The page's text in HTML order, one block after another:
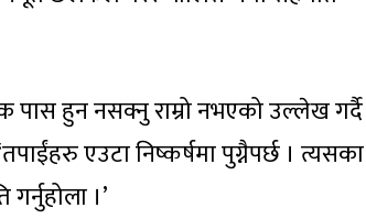
हुन नसक्नु राम्रो नभएको उल्लेख
एउटा निष्कर्षमा पुग्नैपर्छ । त्यसका
।’